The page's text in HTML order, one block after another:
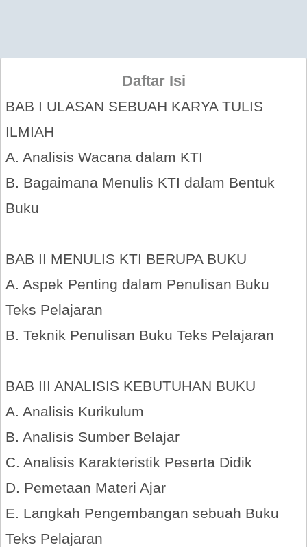
Daftar Isi
BAB I ULASAN SEBUAH KARYA TULIS
ILMIAH
A. Analisis Wacana dalam KTI
B. Bagaimana Menulis KTI dalam Bentuk
Buku
BAB II MENULIS KTI BERUPA BUKU
A. Aspek Penting dalam Penulisan Buku
Teks Pelajaran
B. Teknik Penulisan Buku Teks Pelajaran
BAB III ANALISIS KEBUTUHAN BUKU
A. Analisis Kurikulum
B. Analisis Sumber Belajar
C. Analisis Karakteristik Peserta Didik
D. Pemetaan Materi Ajar
E. Langkah Pengembangan sebuah Buku
Teks Pelajaran